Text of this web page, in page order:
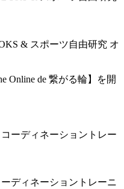
& スポーツ自由研究 オ
Online de 繋がる輪】を開
ディネーショントレーニ